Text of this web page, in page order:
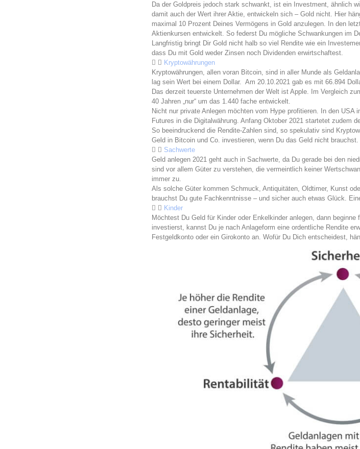
Da der Goldpreis jedoch stark schwankt, ist ein Investment, ähnlich
damit auch der Wert ihrer Aktie, entwickeln sich – Gold nicht. Hier
maximal 10 Prozent Deines Vermögens in Gold anzulegen. In den
Aktienkursen entwickelt. So federst Du mögliche Schwankungen im
Langfristig bringt Dir Gold nicht halb so viel Rendite wie ein
dass Du mit Gold weder Zinsen noch Dividenden erwirtschaftest.
Kryptowährungen
Kryptowährungen, allen voran Bitcoin, sind in aller Munde als
lag sein Wert bei einem Dollar. Am 20.10.2021 gab es mit 66.894
Das derzeit teuerste Unternehmen der Welt ist Apple. Im Vergleich
40 Jahren „nur“ um das 1.440 fache entwickelt.
Nicht nur private Anlegen möchten vom Hype profitieren. In den USA
Futures in die Digitalwährung. Anfang Oktober 2021 startetet zudem
So beeindruckend die Rendite-Zahlen sind, so spekulativ sind
Geld in Bitcoin und Co. investieren, wenn Du das Geld nicht brauchst.
Sachwerte
Geld anlegen 2021 geht auch in Sachwerte, da Du gerade bei den
sind vor allem Güter zu verstehen, die vermeintlich keiner
immer zu.
Als solche Güter kommen Schmuck, Antiquitäten, Oldtimer, Kunst
brauchst Du gute Fachkenntnisse – und sicher auch etwas Glück.
Kinder
Möchtest Du Geld für Kinder oder Enkelkinder anlegen, dann
investierst, kannst Du je nach Anlageform eine ordentliche Rendite
Festgeldkonto oder ein Girokonto an. Wofür Du Dich entscheidest,